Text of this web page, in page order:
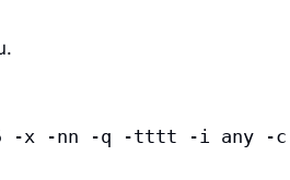
-x -nn -q -tttt -i any